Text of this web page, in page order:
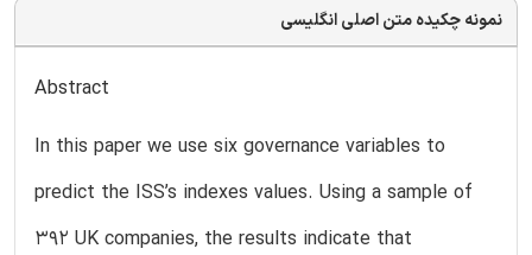
نمونه چکیده متن اصلی انگلیسی
Abstract
In this paper we use six governance variables to
predict the ISS’s indexes values. Using a sample of
392 UK companies, the results indicate that